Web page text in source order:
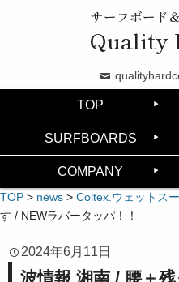
サーフボード
Quality
TOP
SURFBOARDS
COMPANY
TOP > news > Coltex.ウェットス
す / NEWラバータッパ！！
2024年6月11日
波情報 湘南 / 腰＋